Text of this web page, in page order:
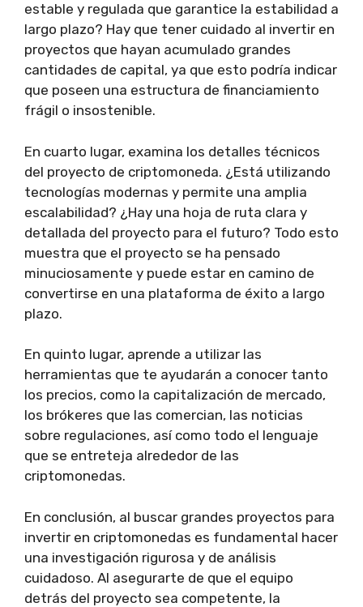
estable y regulada que garantice la estabilidad a
largo plazo? Hay que tener cuidado al invertir en
proyectos que hayan acumulado grandes
cantidades de capital, ya que esto podría indicar
que poseen una estructura de financiamiento
frágil o insostenible.
En cuarto lugar, examina los detalles técnicos
del proyecto de criptomoneda. ¿Está utilizando
tecnologías modernas y permite una amplia
escalabilidad? ¿Hay una hoja de ruta clara y
detallada del proyecto para el futuro? Todo esto
muestra que el proyecto se ha pensado
minuciosamente y puede estar en camino de
convertirse en una plataforma de éxito a largo
plazo.
En quinto lugar, aprende a utilizar las
herramientas que te ayudarán a conocer tanto
los precios, como la capitalización de mercado,
los brókeres que las comercian, las noticias
sobre regulaciones, así como todo el lenguaje
que se entreteja alrededor de las
criptomonedas.
En conclusión, al buscar grandes proyectos para
invertir en criptomonedas es fundamental hacer
una investigación rigurosa y de análisis
cuidadoso. Al asegurarte de que el equipo
detrás del proyecto sea competente, la